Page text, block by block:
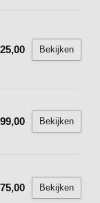
Bekijken
Bekijken
Bekijken